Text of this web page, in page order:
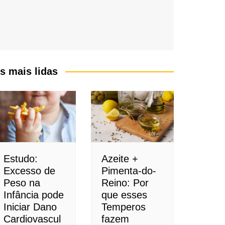
mais lidas
Estudo:
Excesso de
Peso na
Infância pode
Iniciar Dano
Cardiovascul
Azeite +
Pimenta-do-
Reino: Por
que esses
Temperos
fazem